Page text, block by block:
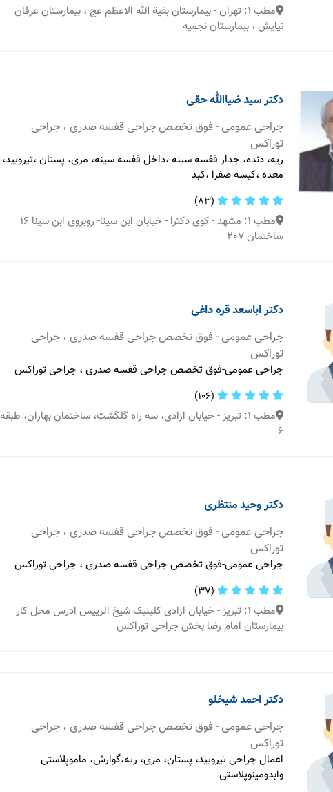
مطب 1: تهران - بیمارستان بقیة الله الاعظم عج ، بیمارستان عرفان
نیایش ، بیمارستان نجمیه
دکتر سید ضیاالله حقی
جراحی عمومی - فوق تخصص جراحی قفسه صدری ، جراحی
توراکس
ریه، دنده، جدار قفسه سینه ،داخل قفسه سینه، مری، پستان ،تیرویید،
معده ،کیسه صفرا ،کبد
(83)
مطب 1: مشهد - کوی دکترا - خیابان ابن سینا- روبروی ابن سینا 16
ساختمان 207
دکتر اباسعد قره داغی
جراحی عمومی - فوق تخصص جراحی قفسه صدری ، جراحی
توراکس
جراحی عمومی-فوق تخصص جراحی قفسه صدری ، جراحی توراکس
(106)
مطب 1: تبریز - خیابان ازادی، سه راه گلگشت، ساختمان بهاران، طبقه
6
دکتر وحید منتظری
جراحی عمومی - فوق تخصص جراحی قفسه صدری ، جراحی
توراکس
جراحی عمومی-فوق تخصص جراحی قفسه صدری ، جراحی توراکس
(37)
مطب 1: تبریز - خیابان ازادی کلینیک شیخ الرییس ادرس محل کار
بیمارستان امام رضا بخش جراحی توراکس
دکتر احمد شیخلو
جراحی عمومی - فوق تخصص جراحی قفسه صدری ، جراحی
توراکس
اعمال جراحی تیرویید، پستان، مری، ریه،گوارش، ماموپلاستی
وابدومینوپلاستی